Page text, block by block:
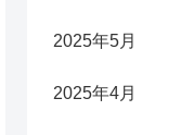
2025年5月
2025年4月